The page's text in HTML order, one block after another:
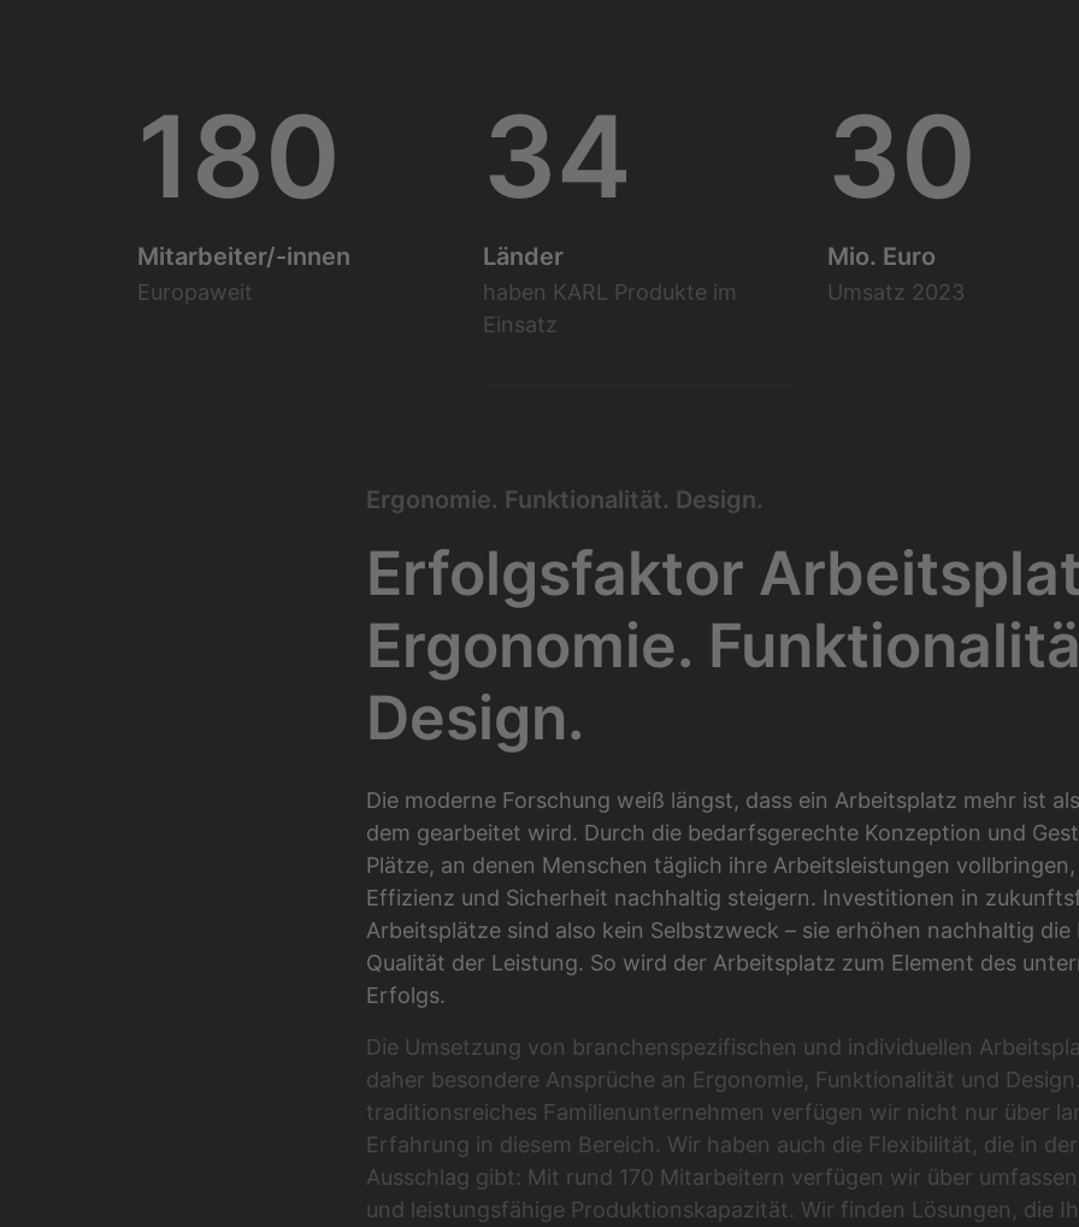
180
Mitarbeiter/-innen
Europaweit
34
Länder
haben KARL Produkte im
Einsatz
30
Mio. Euro
Umsatz 2023
Ergonomie. Funktionalität. Design.
Erfolgsfaktor
Ergonomie.
Design.
Die moderne Forschung weiß längst, dass ein Arbeitsplatz mehr ist
dem gearbeitet wird. Durch die bedarfsgerechte Konzeption und
Plätze, an denen Menschen täglich ihre Arbeitsleistungen
Effizienz und Sicherheit nachhaltig steigern. Investitionen in
Arbeitsplätze sind also kein Selbstzweck – sie erhöhen nachhaltig
Qualität der Leistung. So wird der Arbeitsplatz zum Element des
Erfolgs.
Die Umsetzung von branchenspezifischen und individuellen
daher besondere Ansprüche an Ergonomie, Funktionalität und
traditionsreiches Familienunternehmen verfügen wir nicht nur über
Erfahrung in diesem Bereich. Wir haben auch die Flexibilität, die in
Ausschlag gibt: Mit rund 170 Mitarbeitern verfügen wir über
und leistungsfähige Produktionskapazität. Wir finden Lösungen, die